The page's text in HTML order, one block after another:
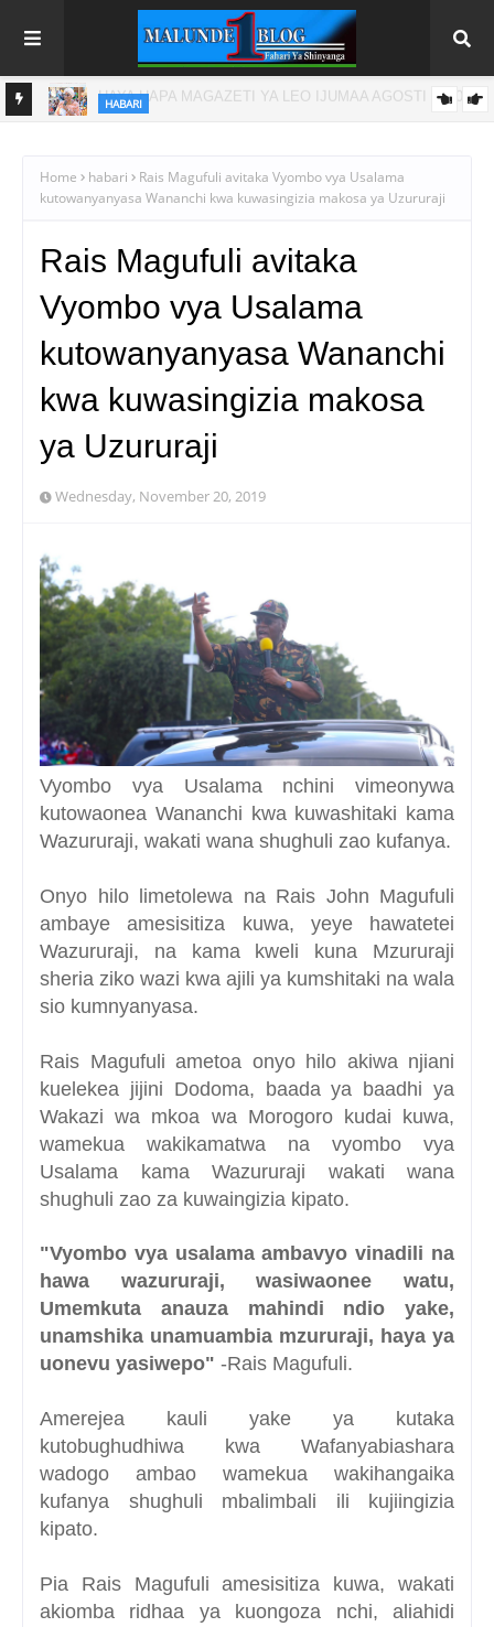
HABARI
Home habari
Rais Magufuli avitaka Vyombo vya Usalama
kutowanyanyasa Wananchi kwa kuwasingizia makosa ya Uzururaji
Rais Magufuli avitaka
Vyombo vya Usalama
kutowanyanyasa Wananchi
kwa kuwasingizia makosa
ya Uzururaji
Wednesday, November 20, 2019
Vyombo vya Usalama nchini vimeonywa
kutowaonea Wananchi kwa kuwashitaki kama
Wazururaji, wakati wana shughuli zao kufanya.
Onyo hilo limetolewa na Rais John Magufuli
ambaye amesisitiza kuwa, yeye hawatetei
Wazururaji, na kama kweli kuna Mzururaji
sheria ziko wazi kwa ajili ya kumshitaki na wala
sio kumnyanyasa.
Rais Magufuli ametoa onyo hilo akiwa njiani
kuelekea jijini Dodoma, baada ya baadhi ya
Wakazi wa mkoa wa Morogoro kudai kuwa,
wamekua wakikamatwa na vyombo vya
Usalama kama Wazururaji wakati wana
shughuli zao za kuwaingizia kipato.
"Vyombo vya usalama ambavyo vinadili na
hawa wazururaji, wasiwaonee watu,
Umemkuta anauza mahindi ndio yake,
unamshika unamuambia mzururaji, haya ya
uonevu yasiwepo" -Rais Magufuli.
Amerejea kauli yake ya kutaka
kutobughudhiwa kwa Wafanyabiashara
wadogo ambao wamekua wakihangaika
kufanya shughuli mbalimbali ili kujiingizia
kipato.
Pia Rais Magufuli amesisitiza kuwa, wakati
akiomba ridhaa ya kuongoza nchi, aliahidi